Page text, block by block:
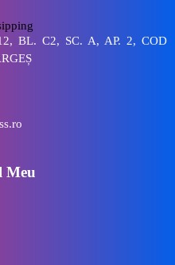
BL. C2, SC. A, AP. 2, COD
Meu